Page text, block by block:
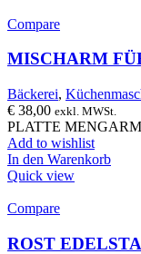
Compare
MISCHARM
Bäckerei,
€ 38,00 exkl. MWSt.
PLATTE
Add to wishlist
In den Warenkorb
Quick view
Compare
ROST